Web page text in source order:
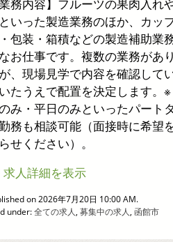
業務内容】フルーツの果肉入れ
いった製造業務のほか、カッ
包装・箱積などの製造補助業
お仕事です。複数の業務があ
、現場見学で内容を確認して
たうえで配置を決定します。
み・平日のみといったパート
務も相談可能（面接時に希望
せください）。
求人詳細を表示
on 2026年7月20日 10:00 AM.
under:全ての求人, 募集中の求人, 函館市